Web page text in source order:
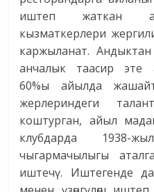
иштеп жаткан
кызматкерлери
каржыланат.
анчалык таасир эте
60%ы айылда
жерлериндеги
коштурган, айыл
клубдарда 1938-
чыгармачылыгы
иштечү. Иштегенде